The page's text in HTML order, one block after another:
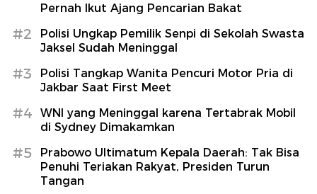
Pernah Ikut Ajang Pencarian Bakat
#2
Polisi Ungkap Pemilik Senpi di Sekolah Swasta
Jaksel Sudah Meninggal
#3
Polisi Tangkap Wanita Pencuri Motor Pria di
Jakbar Saat First Meet
#4
WNI yang Meninggal karena Tertabrak Mobil
di Sydney Dimakamkan
#5
Prabowo Ultimatum Kepala Daerah: Tak Bisa
Penuhi Teriakan Rakyat, Presiden Turun
Tangan